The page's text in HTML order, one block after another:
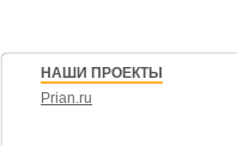
НАШИ ПРОЕКТЫ
Prian.ru